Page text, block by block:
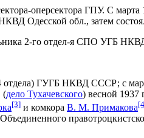
оперсектора ГПУ. С
Одесской обл., затем
2-го отдел-я СПО УГБ
отдела) ГУГБ НКВД СССР; с
(дело Тухачевского) весной 1937
[3] и комкора В. М. Примакова